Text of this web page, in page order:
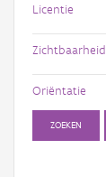
Licentie
Zichtbaarheid
Oriëntatie
ZOEKEN